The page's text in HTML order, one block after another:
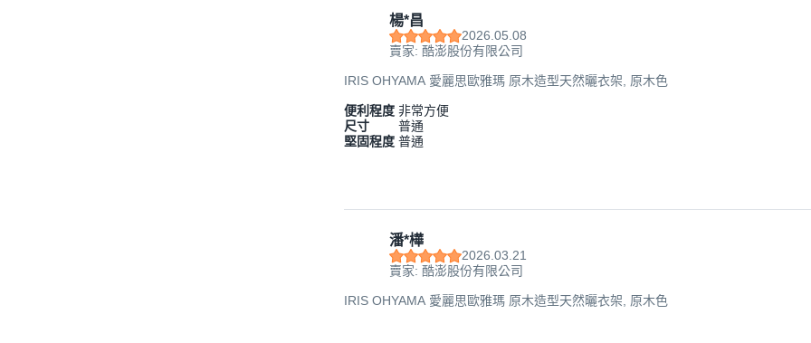
楊*昌
2026.05.08
賣家: 酷澎股份有限公司
IRIS OHYAMA 愛麗思歐雅瑪 原木造型天然曬衣架, 原木色
便利程度 非常方便
尺寸
普通
堅固程度 普通
潘*樺
2026.03.21
賣家: 酷澎股份有限公司
IRIS OHYAMA 愛麗思歐雅瑪 原木造型天然曬衣架, 原木色